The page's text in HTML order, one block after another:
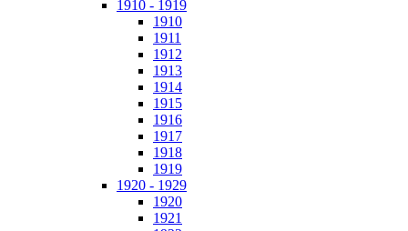
1910 - 1919
1910
1911
1912
1913
1914
1915
1916
1917
1918
1919
1920 - 1929
1920
1921